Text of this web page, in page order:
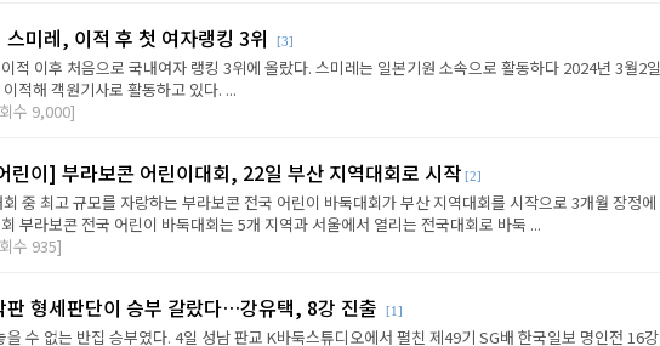
미레, 이적 후 첫 여자랭킹 3위 [3]
적 이후 처음으로 국내여자 랭킹 3위에 올랐다. 스미레는 일본기원 소속으로 활동하다 2024년 3월2일
적해 객원기사로 활동하고 있다. ...
수 9,000]
린이] 부라보콘 어린이대회, 22일 부산 지역대회로 시작 [2]
중 최고 규모를 자랑하는 부라보콘 전국 어린이 바둑대회가 부산 지역대회를 시작으로 3개월 장정에
부라보콘 전국 어린이 바둑대회는 5개 지역과 서울에서 열리는 전국대회로 바둑 ...
수 935]
형세판단이 승부 갈랐다…강유택, 8강 진출 [1]
을 수 없는 반집 승부였다. 4일 성남 판교 K바둑스튜디오에서 펼친 제49기 SG배 한국일보 명인전 16강